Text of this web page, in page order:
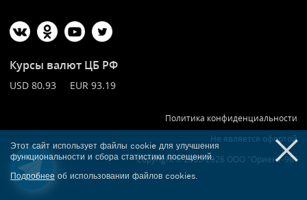
Курсы валют ЦБ РФ
USD 80.93 EUR 93.19
Политика конфиденциальности
Не является офертой
Copyright © 2005-2026 ООО "Ориент-96"
Этот сайт использует файлы cookie для улучшения
функциональности и сбора статистики посещений.
Подробнее об использовании файлов cookies.